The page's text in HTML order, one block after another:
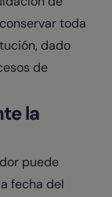
toda
dado
de
la
puede
fecha del